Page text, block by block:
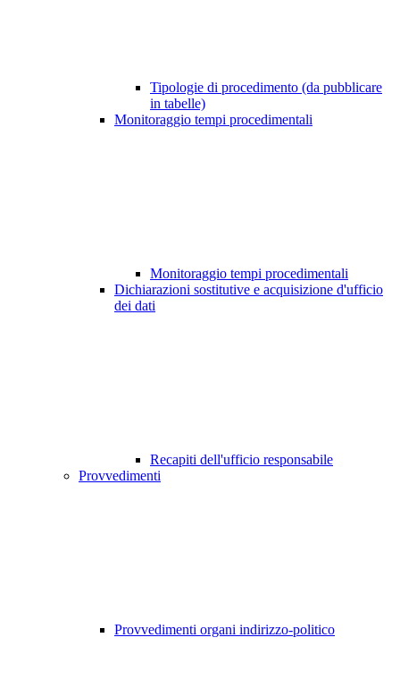
Tipologie di procedimento (da pubblicare
in tabelle)
Monitoraggio tempi procedimentali
Monitoraggio tempi procedimentali
Dichiarazioni sostitutive e acquisizione d'ufficio
dei dati
Recapiti dell'ufficio responsabile
Provvedimenti
Provvedimenti organi indirizzo-politico